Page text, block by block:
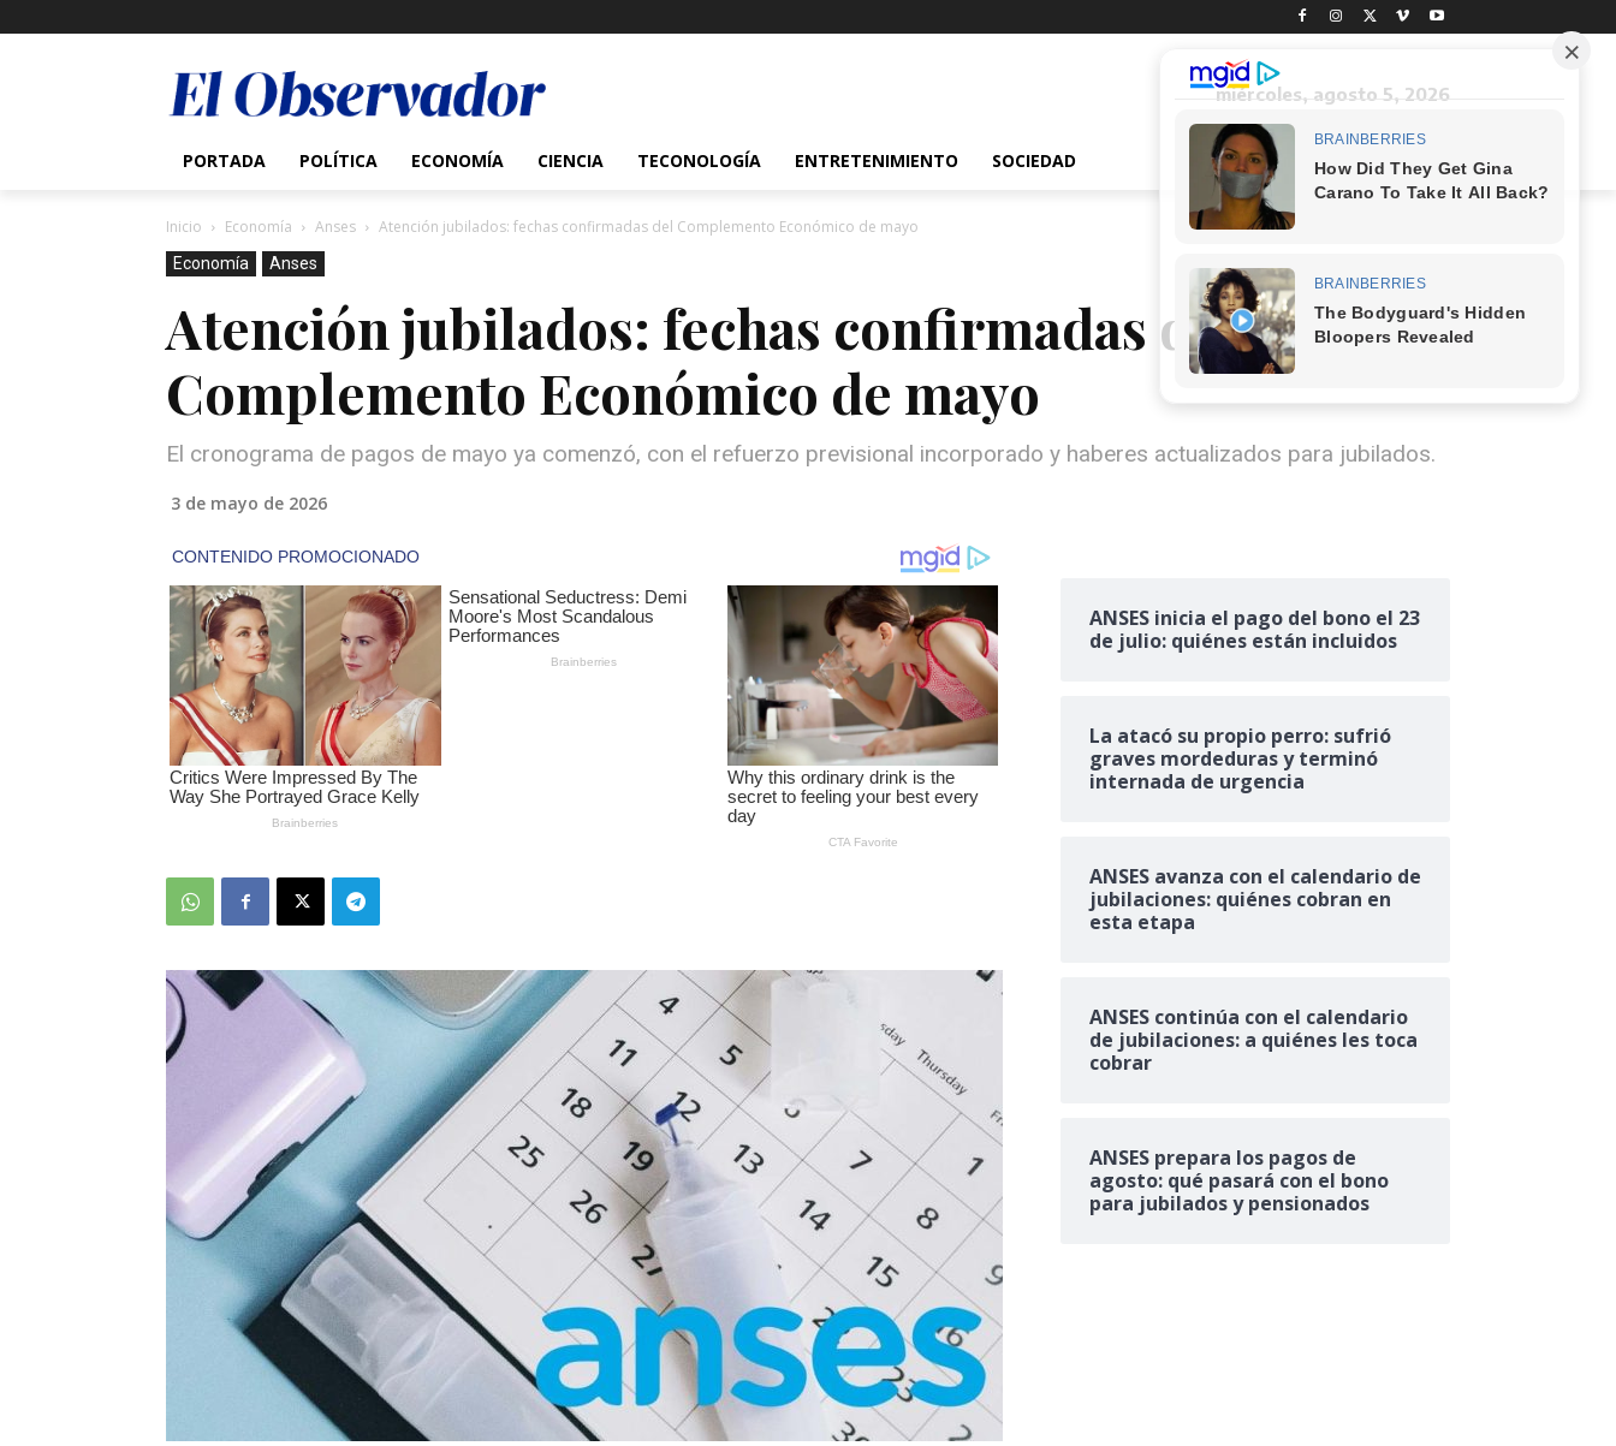
miércoles, agosto 5, 2026
PORTADA POLÍTICA ECONOMÍA CIENCIA TECONOLOGÍA ENTRETENIMIENTO SOCIEDAD
Inicio Economía Anses Atención jubilados: fechas confirmadas del Complemento Económico de mayo
Economía Anses
Atención jubilados: fechas confirmadas del
Complemento Económico de mayo
El cronograma de pagos de mayo ya comenzó, con el refuerzo previsional incorporado y haberes actualizados para jubilados.
3 de mayo de 2026
ANSES inicia el pago del bono el 23
de julio: quiénes están incluidos
La atacó su propio perro: sufrió
graves mordeduras y terminó
internada de urgencia
ANSES avanza con el calendario de
jubilaciones: quiénes cobran en
esta etapa
ANSES continúa con el calendario
de jubilaciones: a quiénes les toca
cobrar
ANSES prepara los pagos de
agosto: qué pasará con el bono
para jubilados y pensionados